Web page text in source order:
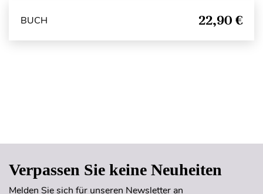
BUCH 22,90 €
Verpassen Sie keine Neuheiten
Melden Sie sich für unseren Newsletter an